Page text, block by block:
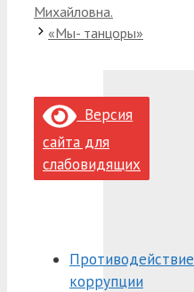
Михайловна.
«Мы- танцоры»
Версия
сайта для
слабовидящих
Противодействие
коррупции